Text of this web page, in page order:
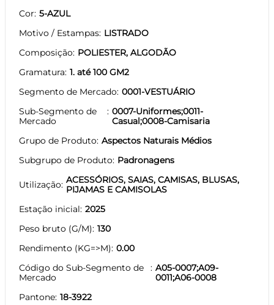
Cor 5-AZUL
Motivo / Estampas LISTRADO
Composição POLIESTER, ALGODÃO
Gramatura 1. até 100 GM2
Segmento de Mercado 0001-VESTUÁRIO
Sub-Segmento de
Mercado
0007-Uniformes;0011-
Casual;0008-Camisaria
Grupo de Produto Aspectos Naturais Médios
Subgrupo de Produto Padronagens
Utilização ACESSÓRIOS, SAIAS, CAMISAS, BLUSAS,
PIJAMAS E CAMISOLAS
Estação inicial 2025
Peso bruto (G/M) 130
Rendimento (KG=>M) 0.00
Código do Sub-Segmento de
Mercado
A05-0007;A09-
0011;A06-0008
Pantone 18-3922